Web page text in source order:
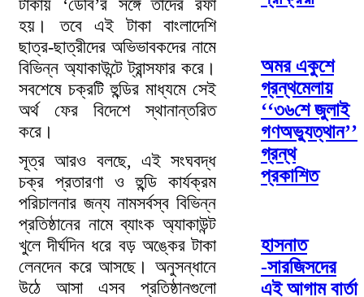
টাকায় ‘ডেবি’র সঙ্গে তাদের রফা
হয়। তবে এই টাকা বাংলাদেশি
ছাত্র-ছাত্রীদের অভিভাবকদের নামে
বিভিন্ন অ্যাকাউন্টে ট্রান্সফার করে।
সবশেষে চক্রটি হুন্ডির মাধ্যমে সেই
অর্থ ফের বিদেশে স্থানান্তরিত
করে।
সূত্র আরও বলছে, এই সংঘবদ্ধ
চক্র প্রতারণা ও হুন্ডি কার্যক্রম
পরিচালনার জন্য নামসর্বস্ব বিভিন্ন
প্রতিষ্ঠানের নামে ব্যাংক অ্যাকাউন্ট
খুলে দীর্ঘদিন ধরে বড় অঙ্কের টাকা
লেনদেন করে আসছে। অনুসন্ধানে
উঠে আসা এসব প্রতিষ্ঠানগুলো
অমর একুশে
গ্রন্থমেলায়
‘‘৩৬শে জুলাই
গণঅভ্যুত্থান’’
গ্রন্থ
প্রকাশিত
হাসনাত
-সারজিসদের
এই আগাম বার্তা